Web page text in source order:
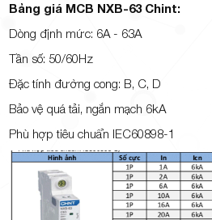
Bảng giá MCB NXB-63 Chint:
Dòng định mức: 6A - 63A
Tần số: 50/60Hz
Đặc tính đường cong: B, C, D
Bảo vệ quá tải, ngắn mạch 6kA
Phù hợp tiêu chuẩn IEC60898-1